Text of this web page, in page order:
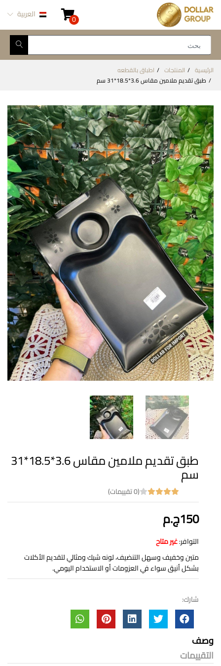
0 العربية
الرئيسية المنتجات
اطباق بالقطعه
طبق تقديم ملامين مقاس 3.6*18.5*31 سم
طبق تقديم ملامين مقاس 3.6*18.5*31
سم
(0 تقييمات)
150ج.م
التوافر:غير متاح
متين وخفيف وسهل التنضيف، لونه شيك ومثالي لتقديم الأكلات
بشكل أنيق سواء في العزومات أو الاستخدام اليومي.
شارك:
وصف
التقييمات